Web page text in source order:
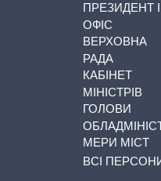
ПРЕЗИДЕНТ І
ОФІС
ВЕРХОВНА
РАДА
КАБІНЕТ
МІНІСТРІВ
ГОЛОВИ
МЕРИ МІСТ
ВСІ